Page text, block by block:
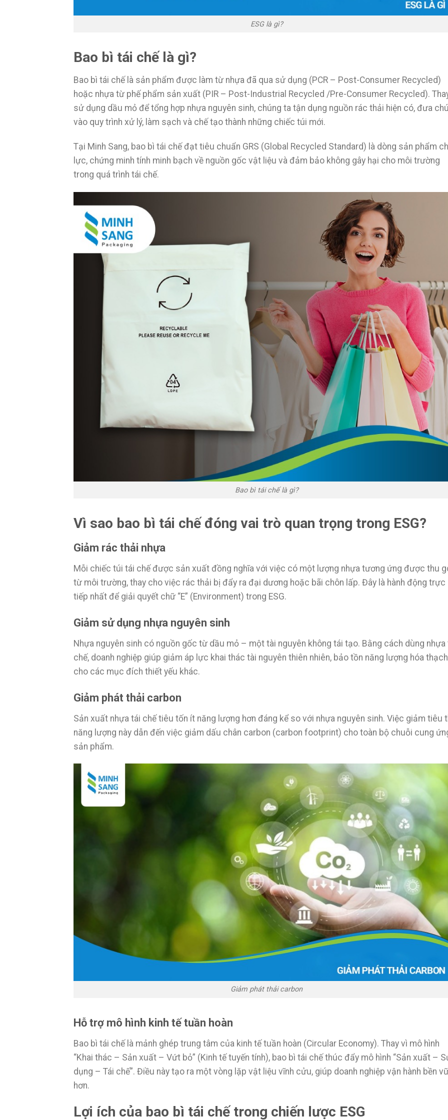
ESG là gì?
Bao bì tái chế là gì?
Bao bì tái chế là sản phẩm được làm từ nhựa đã qua sử dụng (PCR – Post-Consumer Recycled)
hoặc nhựa từ phế phẩm sản xuất (PIR – Post-Industrial Recycled /Pre-Consumer Recycled).
sử dụng dầu mỏ để tổng hợp nhựa nguyên sinh, chúng ta tận dụng nguồn rác thải hiện có, đưa
vào quy trình xử lý, làm sạch và chế tạo thành những chiếc túi mới.
Tại Minh Sang, bao bì tái chế đạt tiêu chuẩn GRS (Global Recycled Standard) là dòng sản phẩm
lực, chứng minh tính minh bạch về nguồn gốc vật liệu và đảm bảo không gây hại cho môi trường
trong quá trình tái chế.
Bao bì tái chế là gì?
Vì sao bao bì tái chế đóng vai trò quan trọng trong ESG?
Giảm rác thải nhựa
Mỗi chiếc túi tái chế được sản xuất đồng nghĩa với việc có một lượng nhựa tương ứng được thu
từ môi trường, thay cho việc rác thải bị đẩy ra đại dương hoặc bãi chôn lấp. Đây là hành động trực
tiếp nhất để giải quyết chữ “E” (Environment) trong ESG.
Giảm sử dụng nhựa nguyên sinh
Nhựa nguyên sinh có nguồn gốc từ dầu mỏ – một tài nguyên không tái tạo. Bằng cách dùng nhựa
chế, doanh nghiệp giúp giảm áp lực khai thác tài nguyên thiên nhiên, bảo tồn năng lượng hóa thạch
cho các mục đích thiết yếu khác.
Giảm phát thải carbon
Sản xuất nhựa tái chế tiêu tốn ít năng lượng hơn đáng kể so với nhựa nguyên sinh. Việc giảm tiêu
năng lượng này dẫn đến việc giảm dấu chân carbon (carbon footprint) cho toàn bộ chuỗi cung
sản phẩm.
Giảm phát thải carbon
Hỗ trợ mô hình kinh tế tuần hoàn
Bao bì tái chế là mảnh ghép trung tâm của kinh tế tuần hoàn (Circular Economy). Thay vì mô hình
“Khai thác – Sản xuất – Vứt bỏ” (Kinh tế tuyến tính), bao bì tái chế thúc đẩy mô hình “Sản xuất –
dụng – Tái chế”. Điều này tạo ra một vòng lặp vật liệu vĩnh cửu, giúp doanh nghiệp vận hành bền
hơn.
Lợi ích của bao bì tái chế trong chiến lược ESG